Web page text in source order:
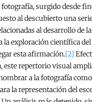
surgido desde
al descubierto una
al desarrollo de
la exploración científica
esta afirmación.[2]
este repertorio visual
a la fotografía
la representación del